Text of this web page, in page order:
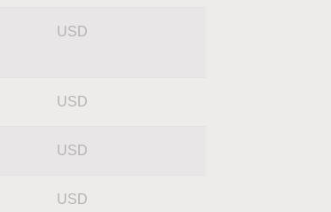
USD
USD
USD
USD